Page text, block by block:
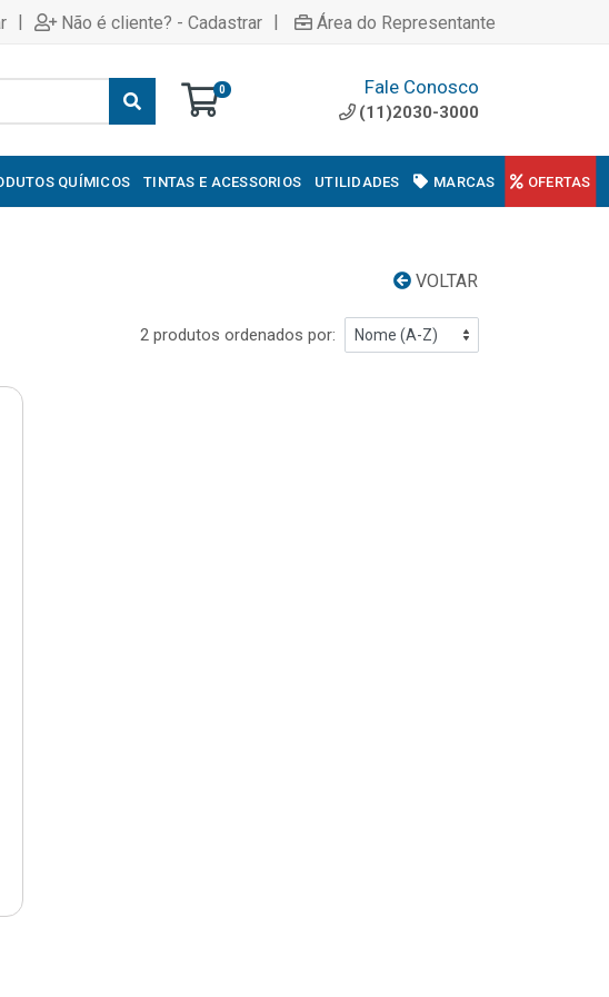
| Não é cliente? - Cadastrar | Área do Representante
0 Fale Conosco
(11)2030-3000
QUÍMICOS TINTAS E ACESSORIOS UTILIDADES MARCAS OFERTAS
VOLTAR
2 produtos ordenados por: